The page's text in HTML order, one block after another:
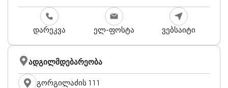
დარეკვა ელ-ფოსტა ვებსაიტი
ადგილმდებარეობა
გორგილაძის 111